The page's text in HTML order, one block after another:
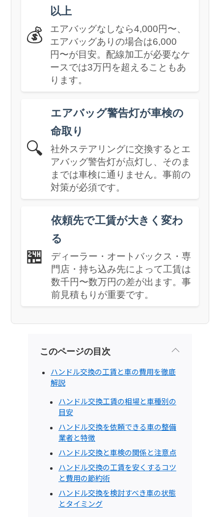
💰
以上
エアバッグなしなら4,000円〜、
エアバッグありの場合は6,000
円〜が目安。配線加工が必要なケ
ースでは3万円を超えることもあ
ります。
🔍
エアバッグ警告灯が車検の
命取り
社外ステアリングに交換するとエ
アバッグ警告灯が点灯し、そのま
までは車検に通りません。事前の
対策が必須です。
🏪
依頼先で工賃が大きく変わ
る
ディーラー・オートバックス・専
門店・持ち込み先によって工賃は
数千円〜数万円の差が出ます。事
前見積もりが重要です。
このページの目次
ハンドル交換の工賃と車の費用を徹底
解説
ハンドル交換工賃の相場と車種別の
目安
ハンドル交換を依頼できる車の整備
業者と特徴
ハンドル交換と車検の関係と注意点
ハンドル交換の工賃を安くするコツ
と費用の節約術
ハンドル交換を検討すべき車の状態
とタイミング